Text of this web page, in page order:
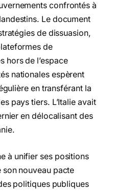
confrontés à
Le document
de dissuasion,
de
hors de l’espace
nationales espèrent
en transférant la
pays tiers. L’Italie avait
en délocalisant des
à unifier ses positions
son nouveau pacte
politiques publiques